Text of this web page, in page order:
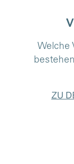
Welche
ZU